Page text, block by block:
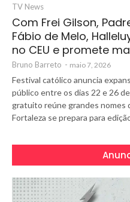
TV News
Com Frei Gilson,
Fábio de Melo,
no CEU e promete
Bruno Barreto - maio 7, 2026
Festival católico anuncia
público entre os dias 22 e 26
gratuito reúne grandes nomes
Fortaleza se prepara para